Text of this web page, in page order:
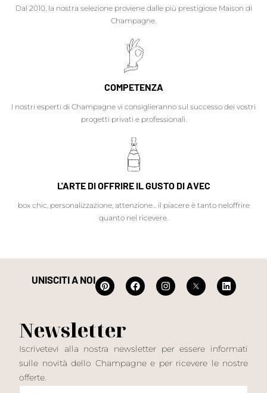
Dal 2010, la nostra selezione proviene dalle più prestigiose Maison di
Champagne.
COMPETENZA
I nostri esperti di Champagne vi consiglieranno sul successo dei vostri
progetti privati e professionali.
L'ARTE DI OFFRIRE IL GUSTO DI AVEC
box chic, personalizzazione, attenzione... il piacere è tanto neloffrire
quanto nel ricevere.
UNISCITI A NOI
Newsletter
Iscrivetevi alla nostra newsletter per essere informati
sulle novità dello Champagne e per ricevere le nostre
offerte.